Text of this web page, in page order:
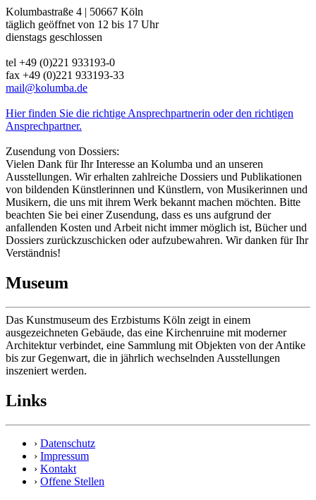
Kolumbastraße 4 | 50667 Köln
täglich geöffnet von 12 bis 17 Uhr
dienstags geschlossen
tel +49 (0)221 933193-0
fax +49 (0)221 933193-33
mail@kolumba.de
Hier finden Sie die richtige Ansprechpartnerin oder den richtigen
Ansprechpartner.
Zusendung von Dossiers:
Vielen Dank für Ihr Interesse an Kolumba und an unseren
Ausstellungen. Wir erhalten zahlreiche Dossiers und Publikationen
von bildenden Künstlerinnen und Künstlern, von Musikerinnen und
Musikern, die uns mit ihrem Werk bekannt machen möchten. Bitte
beachten Sie bei einer Zusendung, dass es uns aufgrund der
anfallenden Kosten und Arbeit nicht immer möglich ist, Bücher und
Dossiers zurückzuschicken oder aufzubewahren. Wir danken für Ihr
Verständnis!
Museum
Das Kunstmuseum des Erzbistums Köln zeigt in einem
ausgezeichneten Gebäude, das eine Kirchenruine mit moderner
Architektur verbindet, eine Sammlung mit Objekten von der Antike
bis zur Gegenwart, die in jährlich wechselnden Ausstellungen
inszeniert werden.
Links
› Datenschutz
› Impressum
› Kontakt
› Offene Stellen